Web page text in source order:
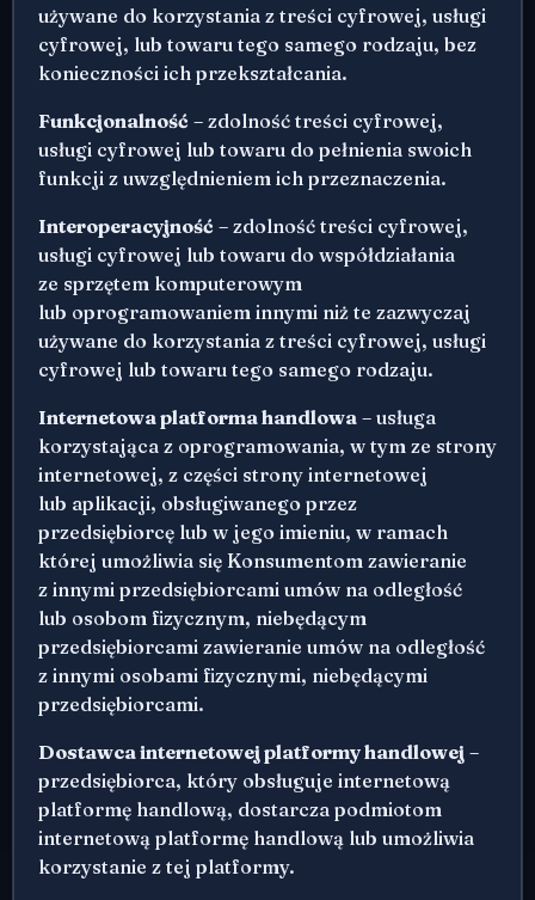
używane do korzystania z treści cyfrowej, usługi
cyfrowej, lub towaru tego samego rodzaju, bez
konieczności ich przekształcania.
Funkcjonalność – zdolność treści cyfrowej,
usługi cyfrowej lub towaru do pełnienia swoich
funkcji z uwzględnieniem ich przeznaczenia.
Interoperacyjność – zdolność treści cyfrowej,
usługi cyfrowej lub towaru do współdziałania
ze sprzętem komputerowym
lub oprogramowaniem innymi niż te zazwyczaj
używane do korzystania z treści cyfrowej, usługi
cyfrowej lub towaru tego samego rodzaju.
Internetowa platforma handlowa – usługa
korzystająca z oprogramowania, w tym ze strony
internetowej, z części strony internetowej
lub aplikacji, obsługiwanego przez
przedsiębiorcę lub w jego imieniu, w ramach
której umożliwia się Konsumentom zawieranie
z innymi przedsiębiorcami umów na odległość
lub osobom fizycznym, niebędącym
przedsiębiorcami zawieranie umów na odległość
z innymi osobami fizycznymi, niebędącymi
przedsiębiorcami.
Dostawca internetowej platformy handlowej –
przedsiębiorca, który obsługuje internetową
platformę handlową, dostarcza podmiotom
internetową platformę handlową lub umożliwia
korzystanie z tej platformy.